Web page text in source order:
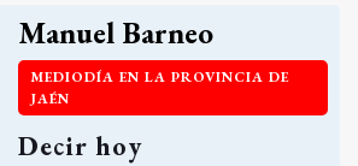
Manuel Barneo
MEDIODÍA EN LA PROVINCIA DE
JAÉN
Decir hoy